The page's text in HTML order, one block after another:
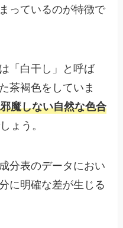
っているのが特徴で
「白干し」と呼ば
茶褐色をしていま
魔しない自然な色合
ょう。
分表のデータにおい
に明確な差が生じる